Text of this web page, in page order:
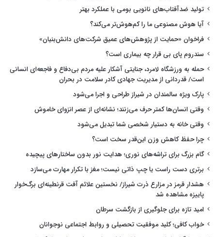
تولید ضدآفتاب‌های نانویی بومی با عملکرد بهتر
آیا هوش مصنوعی ما را کم‌هوش‌تر می‌کند؟
فراخوان «حمایت از پژوهش‌های عمیق شرکت‌های دانش‌بنیان»
سندروم پای بی قرار چه بیماری است؟
حمله به ورزشگاه لامرد، جنایتی آشکار علیه مردم بی‌دفاع و فاجعه‌ای انسانی
است/ قدردانی از مدیریت جهادی کادر سلامت در بحران
پارک ویژه سالمندان در شیراز طراحی و اجرا می‌شود
وقتی انسان‌ها کمتر حرف می‌زنند؛ نشانه‌ای از عصر انزوای خاموش
وقتی خانه به دستیار شخصی شما تبدیل می‌شود
چرا حفظ کاهش وزن این‌قدر سخت است؟
گام بزرگ برای تراشه‌های نوری؛ هدایت نور بدون ساختارهای پیچیده
برتری دست راست یا چپ ذاتی نیست؛ مغز با تکرار مهارت می‌سازد
هشدار قرمز در مزارع ذرت شیراز/ نخستین علائم آفت قرنطینه‌ای برگ‌خوار
پاییزه مشاهده شد
امید تازه برای جلوگیری از بازگشت سرطان
خواب کافی؛ کلید موفقیت تحصیلی و روابط اجتماعی نوجوانان